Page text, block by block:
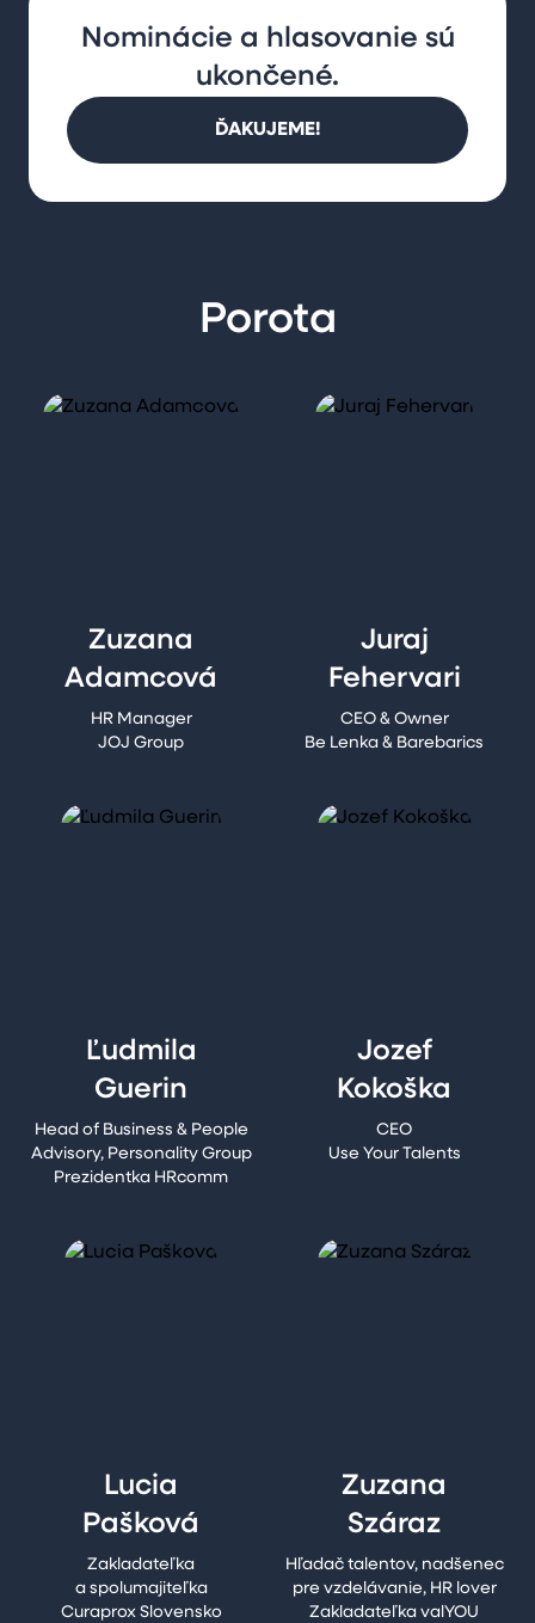
Nominácie a hlasovanie sú
ukončené.
ĎAKUJEME!
Porota
Zuzana
Adamcová
HR Manager
JOJ Group
Juraj
Fehervari
CEO & Owner
Be Lenka & Barebarics
Ľudmila
Guerin
Head of Business & People
Advisory, Personality Group
Prezidentka HRcomm
Jozef
Kokoška
CEO
Use Your Talents
Lucia
Pašková
Zakladateľka
a spolumajiteľka
Curaprox Slovensko
Zuzana
Száraz
Hľadač talentov, nadšenec
pre vzdelávanie, HR lover
Zakladateľka valYOU